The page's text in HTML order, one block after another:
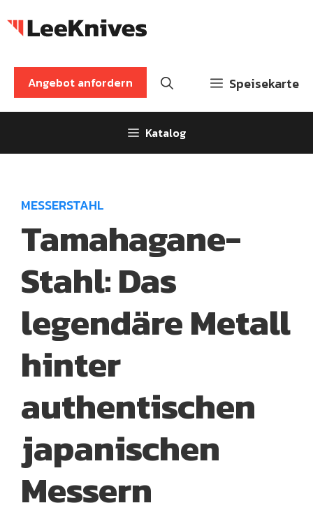
Inhalt
Speisekarte
Angebot anfordern
Katalog
MESSERSTAHL
Tamahagane-
Stahl: Das
legendäre Metall
hinter
authentischen
japanischen
Messern